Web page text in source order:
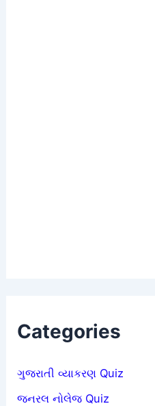
Categories
ગુજરાતી વ્યાકરણ Quiz
જનરલ નોલેજ Quiz